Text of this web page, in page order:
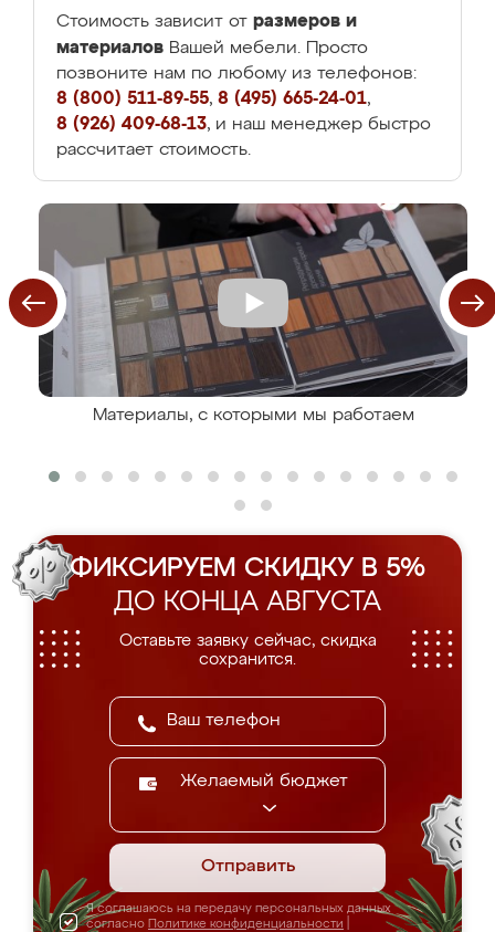
Стоимость зависит от размеров и
материалов Вашей мебели. Просто
позвоните нам по любому из телефонов:
8 (800) 511-89-55, 8 (495) 665-24-01,
8 (926) 409-68-13, и наш менеджер быстро
рассчитает стоимость.
Материалы, с которыми мы работаем
ФИКСИРУЕМ СКИДКУ В 5%
ДО КОНЦА АВГУСТА
Оставьте заявку сейчас, скидка
сохранится.
Желаемый бюджет
Отправить
Я соглашаюсь на передачу персональных данных
согласно Политике конфиденциальности